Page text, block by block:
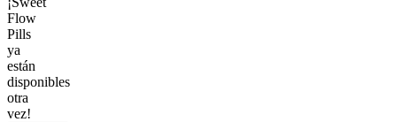
Flow
Pills
ya
están
disponibles
otra
vez!